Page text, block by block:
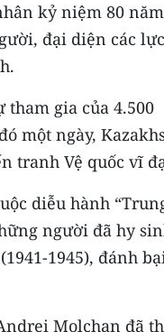
kỷ niệm 80 năm
đại diện các lực
gia của 4.500
một ngày,
tranh Vệ quốc vĩ
diễu hành
người đã hy
1945), đánh
Molchan đã